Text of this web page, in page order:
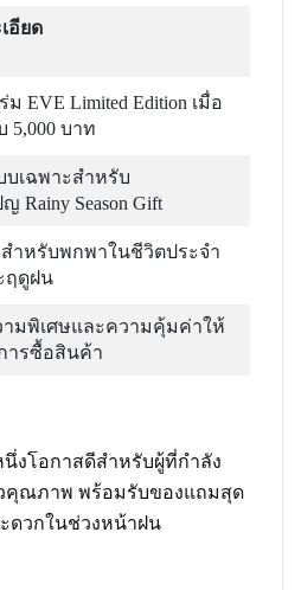
อียด
ม EVE Limited Edition เมื่อ
5,000 บาท
บเฉพาะสำหรับ
Rainy Season Gift
สำหรับพกพาในชีวิตประจำ
ฤดูฝน
ามพิเศษและความคุ้มค่าให้
ารซื้อสินค้า
งโอกาสดีสำหรับผู้ที่กำลัง
คุณภาพ พร้อมรับของแถมสุด
ดวกในช่วงหน้าฝน